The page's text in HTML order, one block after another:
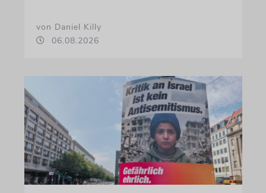
von Daniel Killy
06.08.2026